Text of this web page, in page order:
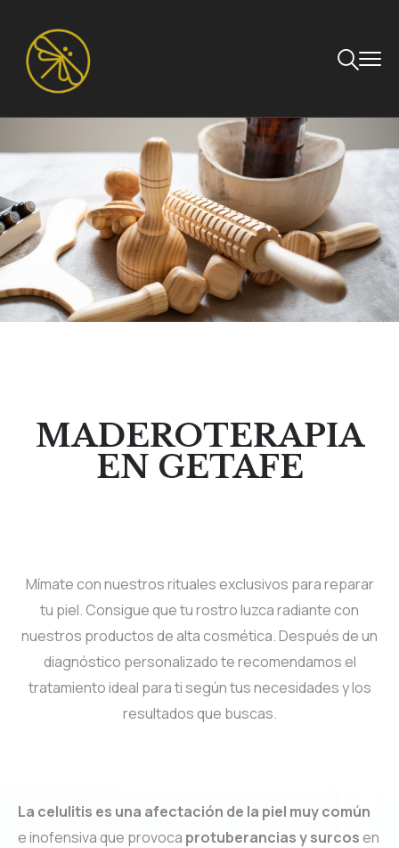
MADEROTERAPIA
EN GETAFE
Mímate con nuestros rituales exclusivos para reparar
tu piel. Consigue que tu rostro luzca radiante con
nuestros productos de alta cosmética. Después de un
diagnóstico personalizado te recomendamos el
tratamiento ideal para ti según tus necesidades y los
resultados que buscas.
La celulitis es una afectación de la piel muy común
e inofensiva que provoca protuberancias y surcosen